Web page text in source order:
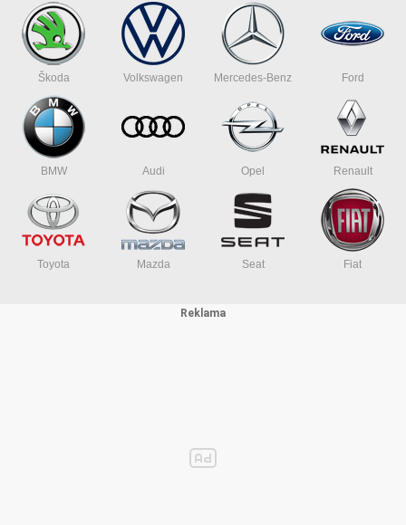
Škoda Volkswagen Mercedes-Benz Ford
BMW Audi Opel Renault
Toyota Mazda Seat Fiat